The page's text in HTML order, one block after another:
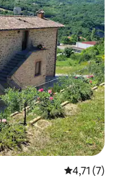
4,71 (7)